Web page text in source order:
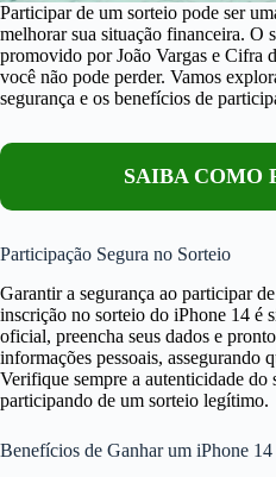
Participar de um sorteio pode ser
melhorar sua situação financeira. O
promovido por João Vargas e Cifra
você não pode perder. Vamos
segurança e os benefícios de
SAIBA COMO
Participação Segura no Sorteio
Garantir a segurança ao participar
inscrição no sorteio do iPhone 14 é
oficial, preencha seus dados e
informações pessoais, assegurando
Verifique sempre a autenticidade do
participando de um sorteio legítimo.
Benefícios de Ganhar um iPhone 14